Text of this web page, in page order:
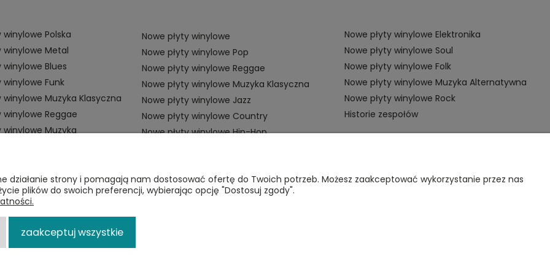
winylowe Polska
winylowe Metal
winylowe Blues
winylowe Funk
winylowe Muzyka Klasyczna
winylowe Reggae
winylowe Muzyka
Nowe płyty winylowe
Nowe płyty winylowe Pop
Nowe płyty winylowe Reggae
Nowe płyty winylowe Muzyka Klasyczna
Nowe płyty winylowe Jazz
Nowe płyty winylowe Country
Nowe płyty winylowe Hip-Hop
Nowe płyty winylowe Elektronika
Nowe płyty winylowe Soul
Nowe płyty winylowe Folk
Nowe płyty winylowe Muzyka Alternatywna
Nowe płyty winylowe Rock
Historie zespołów
ZAMÓWIENIA
Płatności
POMOC
Regulamin sklepu
VINYL TAMKA
działanie strony i pomagają nam dostosować ofertę do Twoich potrzeb. Możesz zaakceptować wykorzystanie przez nas
plików do swoich preferencji, wybierając opcję "Dostosuj zgody".
zaakceptuj wszystkie